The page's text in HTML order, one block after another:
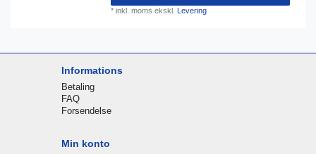
*inkl. moms ekskl. Levering
Informations
Betaling
FAQ
Forsendelse
Min konto